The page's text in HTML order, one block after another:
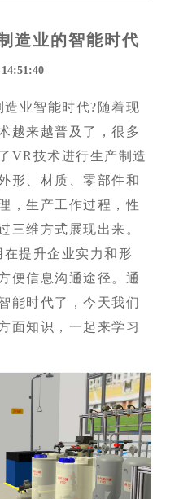
造业的智能时代
造业智能时代?随着现
越来越普及了，很多
VR技术进行生产制造
形、材质、零部件和
，生产工作过程，性
三维方式展现出来。
提升企业实力和形
便信息沟通途径。通
能时代了，今天我们
面知识，一起来学习